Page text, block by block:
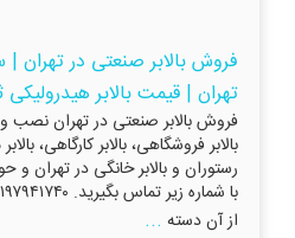
فروش بالابر صنعتی در تهران |
تهران | قیمت بالابر
فروش بالابر صنعتی در تهران نصب
بالابر فروشگاهی، بالابر کارگاهی،
رستوران و بالابر خانگی در تهران و
از آن دسته ...